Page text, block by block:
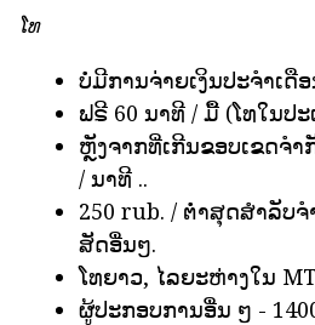
ໂທ
ບໍ່ມີການຈ່າຍເງິນປະຈໍາເດື
ຟຣີ 60 ນາທີ / ມື້ (ໂທໃນປະ
ຫຼັງຈາກທີ່ເກີນຂອບເຂດຈໍາ
/ ນາທີ ..
250 rub. / ຕ່ໍາສຸດສໍາລັບ
ສັດອື່ນໆ.
ໂທຍາວ, ໄລຍະຫ່າງໃນ
ຜູ້ປະກອບການອື່ນ ໆ -